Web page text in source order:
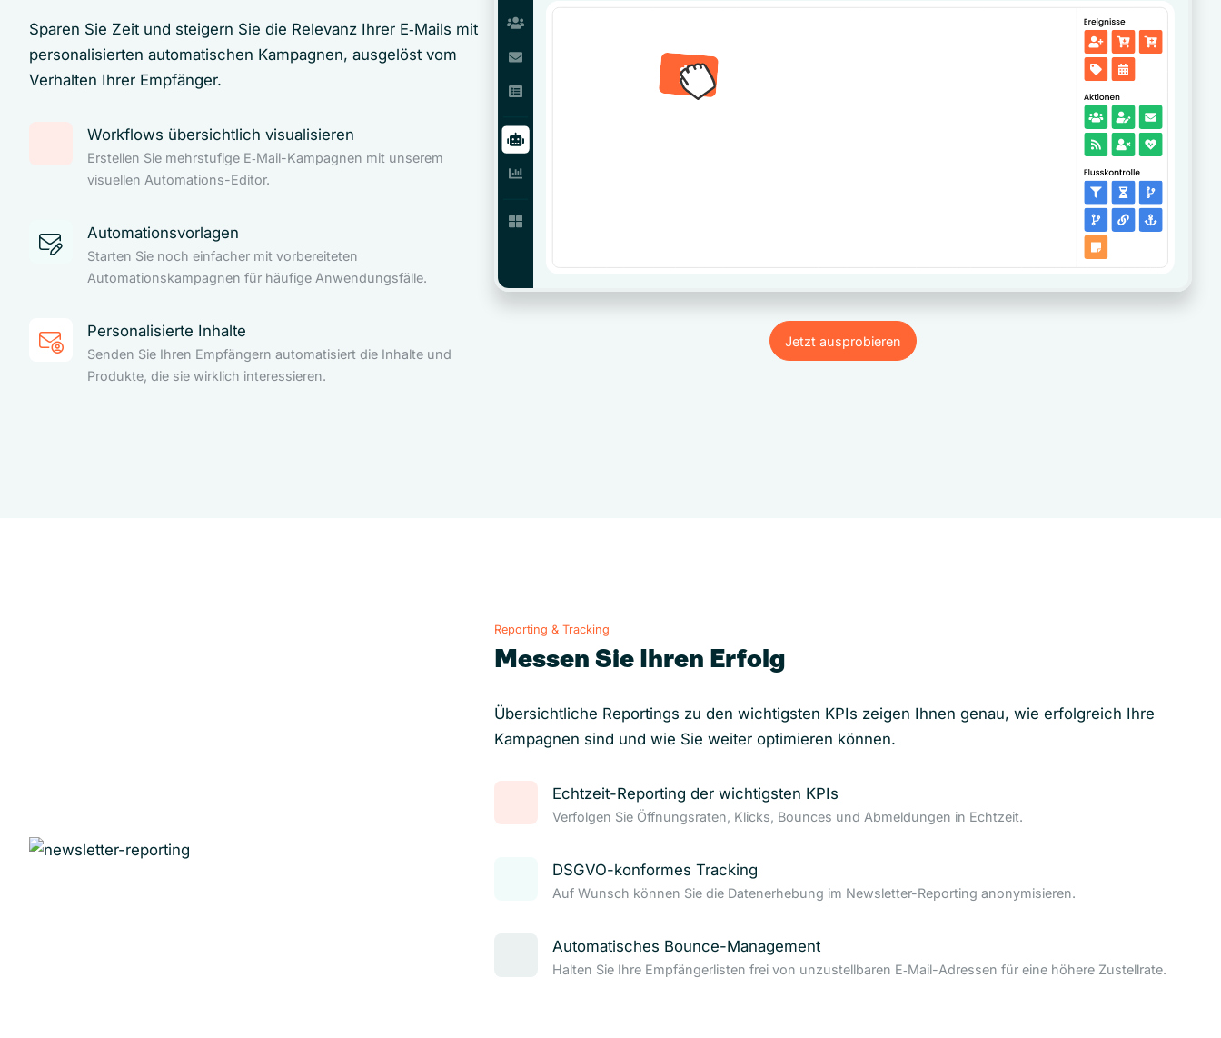
Sparen Sie Zeit und steigern Sie die Relevanz Ihrer E‑Mails mit
personalisierten automatischen Kampagnen, ausgelöst vom
Verhalten Ihrer Empfänger.
Workflows übersichtlich visualisieren
Erstellen Sie mehrstufige E‑Mail-Kampagnen mit unserem
visuellen Automations-Editor.
Automationsvorlagen
Starten Sie noch einfacher mit vorbereiteten
Automationskampagnen für häufige Anwendungsfälle.
Personalisierte Inhalte
Senden Sie Ihren Empfängern automatisiert die Inhalte und
Produkte, die sie wirklich interessieren.
Jetzt ausprobieren
Jetzt ausprobieren
Reporting & Tracking
Messen Sie Ihren Erfolg
Übersichtliche Reportings zu den wichtigsten KPIs zeigen Ihnen genau, wie erfolgreich Ihre
Kampagnen sind und wie Sie weiter optimieren können.
Echtzeit-Reporting der wichtigsten KPIs
Verfolgen Sie Öffnungsraten, Klicks, Bounces und Abmeldungen in Echtzeit.
DSGVO-konformes Tracking
Auf Wunsch können Sie die Datenerhebung im Newsletter-Reporting anonymisieren.
Automatisches Bounce-Management
Halten Sie Ihre Empfängerlisten frei von unzustellbaren E‑Mail-Adressen für eine höhere Zustellrate.